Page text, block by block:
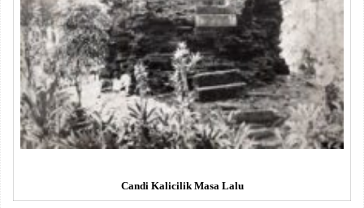
Candi Kalicilik Masa Lalu